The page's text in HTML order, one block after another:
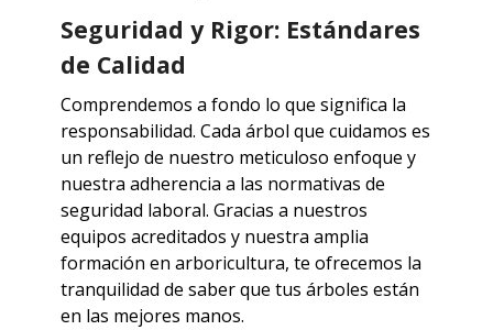
Seguridad y Rigor: Estándares
de Calidad
Comprendemos a fondo lo que significa la
responsabilidad. Cada árbol que cuidamos es
un reflejo de nuestro meticuloso enfoque y
nuestra adherencia a las normativas de
seguridad laboral. Gracias a nuestros
equipos acreditados y nuestra amplia
formación en arboricultura, te ofrecemos la
tranquilidad de saber que tus árboles están
en las mejores manos.